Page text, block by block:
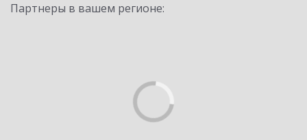
Партнеры в вашем регионе: